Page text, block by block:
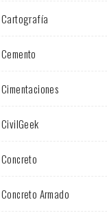
Cartografía
Cemento
Cimentaciones
CivilGeek
Concreto
Concreto Armado